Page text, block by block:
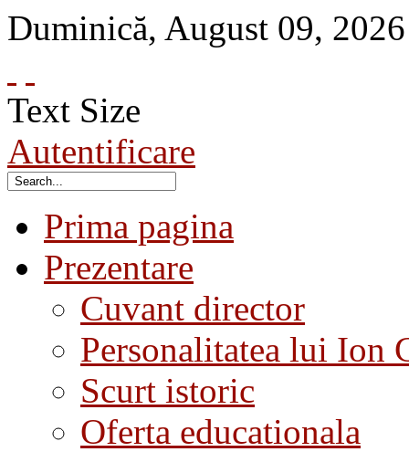
Duminică, August 09, 2026
Text Size
Autentificare
Prima pagina
Prezentare
Cuvant director
Personalitatea lui Ion
Scurt istoric
Oferta educationala